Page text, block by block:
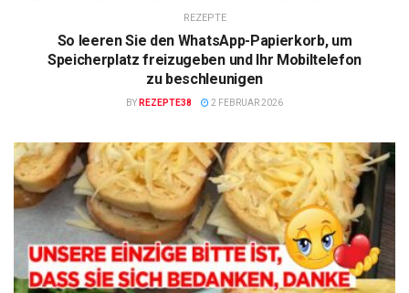
REZEPTE
So leeren Sie den WhatsApp-Papierkorb, um
Speicherplatz freizugeben und Ihr Mobiltelefon
zu beschleunigen
BY REZEPTE38 2 FEBRUAR 2026